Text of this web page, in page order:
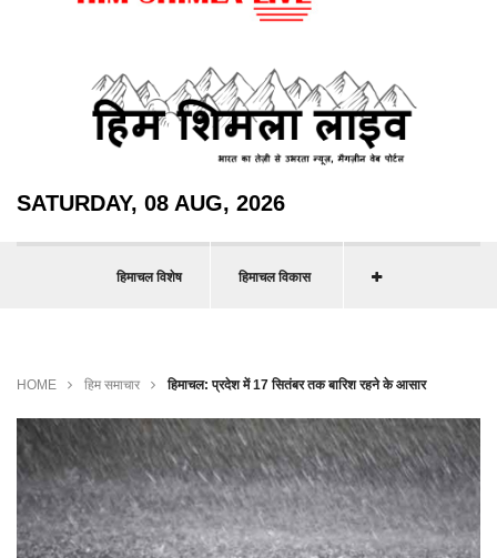
SATURDAY, 08 AUG, 2026
हिमाचल विशेष हिमाचल विकास
HOME हिम समाचार हिमाचल: प्रदेश में 17 सितंबर तक बारिश रहने के आसार